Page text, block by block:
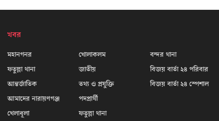
খবর
মহানগনর
ফতুল্লা থানা
আন্তর্জাতিক
আমাদের নারায়ণগঞ্জ
খেলাধূলা
খোলাকলম
জাতীয়
তথ্য ও প্রযুক্তি
পদপ্রার্থী
ফতুল্লা থানা
বন্দর থানা
বিজয় বার্তা ২৪ পরিবার
বিজয় বার্তা ২৪ স্পেশাল